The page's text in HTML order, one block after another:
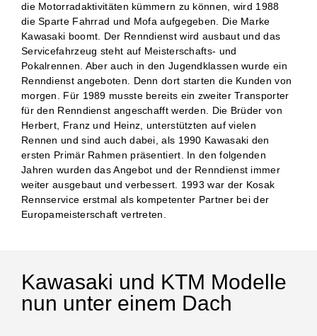
die Motorradaktivitäten kümmern zu können, wird 1988
die Sparte Fahrrad und Mofa aufgegeben. Die Marke
Kawasaki boomt. Der Renndienst wird ausbaut und das
Servicefahrzeug steht auf Meisterschafts- und
Pokalrennen. Aber auch in den Jugendklassen wurde ein
Renndienst angeboten. Denn dort starten die Kunden von
morgen. Für 1989 musste bereits ein zweiter Transporter
für den Renndienst angeschafft werden. Die Brüder von
Herbert, Franz und Heinz, unterstützten auf vielen
Rennen und sind auch dabei, als 1990 Kawasaki den
ersten Primär Rahmen präsentiert. In den folgenden
Jahren wurden das Angebot und der Renndienst immer
weiter ausgebaut und verbessert. 1993 war der Kosak
Rennservice erstmal als kompetenter Partner bei der
Europameisterschaft vertreten.
Kawasaki und KTM Modelle
nun unter einem Dach